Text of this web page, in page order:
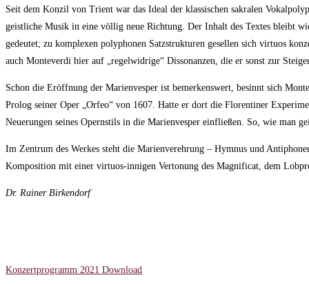
Seit dem Konzil von Trient war das Ideal der klassischen sakralen
geistliche Musik in eine völlig neue Richtung. Der Inhalt des Textes bleibt
gedeutet; zu komplexen polyphonen Satzstrukturen gesellen sich virtuos
auch Monteverdi hier auf „regelwidrige“ Dissonanzen, die er sonst zur
Schon die Eröffnung der Marienvesper ist bemerkenswert, besinnt sich
Prolog seiner Oper „Orfeo“ von 1607. Hatte er dort die Florentiner
Neuerungen seines Opernstils in die Marienvesper einfließen. So, wie man
Im Zentrum des Werkes steht die Marienverehrung – Hymnus und
Komposition mit einer virtuos-innigen Vertonung des Magnificat, dem
Dr. Rainer Birkendorf
Konzertprogramm 2021 Download